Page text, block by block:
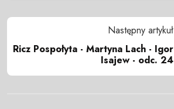
Następny artykuł
Ricz Pospołyta - Martyna Lach - Igor
Isajew - odc. 24